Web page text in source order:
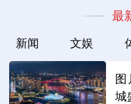
最
新闻 文娱
城